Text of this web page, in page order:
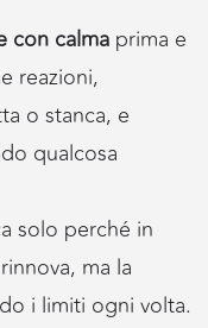
con calma prima e
reazioni,
o stanca, e
qualcosa
solo perché in
ma la
i limiti ogni volta.